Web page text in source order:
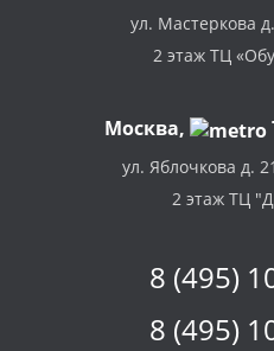
ул. Мастеркова
2 этаж ТЦ
Москва,
ул. Яблочкова д.
2 этаж ТЦ
8 (495)
8 (495)